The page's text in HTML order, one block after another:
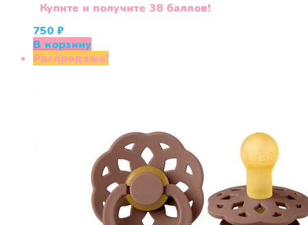
Купите и получите 38 баллов!
750 ₽
В корзину
Распродажа!